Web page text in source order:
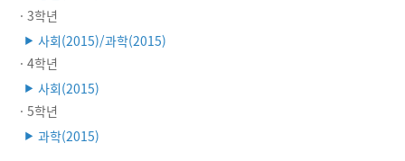
· 3학년
▶ 사회(2015)/과학(2015)
· 4학년
▶ 사회(2015)
· 5학년
▶ 과학(2015)